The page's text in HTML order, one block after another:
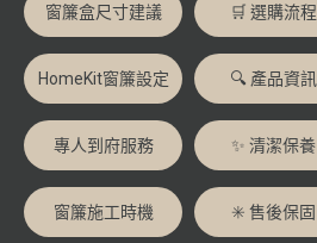
窗簾盒尺寸建議 🛒 選購流程
HomeKit窗簾設定 🔍 產品資訊
專人到府服務 ✨ 清潔保養
窗簾施工時機 ✳️ 售後保固